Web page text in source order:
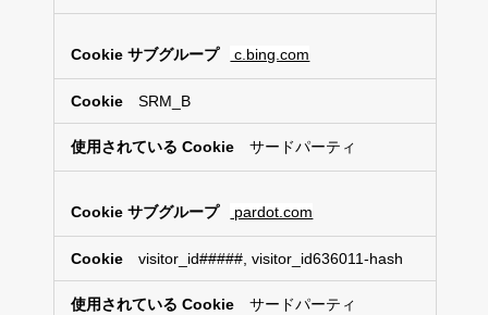
c.bing.com
SRM_B
サードパーティ
pardot.com
visitor_id#####, visitor_id636011-hash
サードパーティ